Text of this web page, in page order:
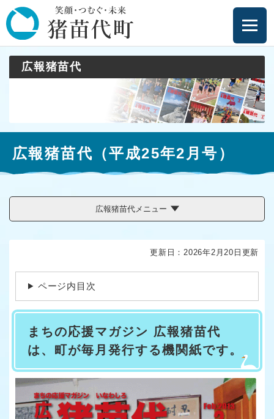
ー
ジ
の
メニューを飛ばして本文へ
広報猪苗代
広報猪苗代（平成25年2月号）
広報猪苗代メニュー
更新日：2026年2月20日更新
ページ内目次
まちの応援マガジン 広報猪苗代
は、町が毎月発行する機関紙です。